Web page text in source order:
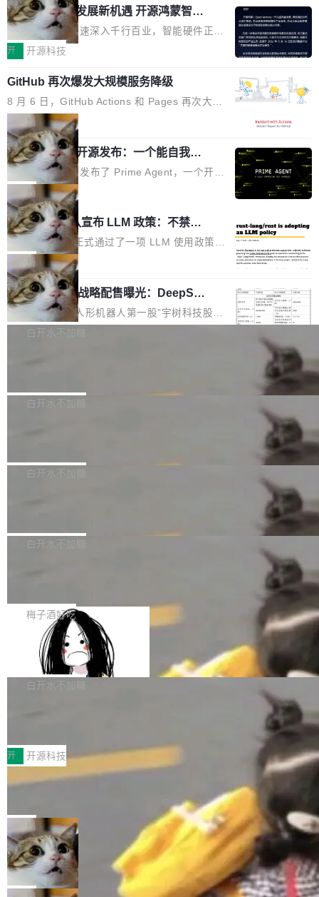
高了。全域营销服务商的竞争正在从规模转向深
度,案例厚度、全域覆盖、多线协同...
或造假。问题是，作为读者，如果你筛选出那些
看起来最令人兴奋的论文，那它们大部分都是过
度宣传的。」 这才是真正的痛点。不是所有论文
都有问题，是最吸引眼球的那批论文最有问题。
他引用的帖子来自 Mathew Shen，一位 ICLR 2
026 的读者：「看了篇 ...
的早期工程师之一，在 Grok 训练基础设施团队
工作过。近日他在 X 上发了一条帖子，列出了他
认为现代 AI 领域最重要的三个开源项目。 第一
理由很具体。FA 系列不需要解释，但 FA2 是他
认为最重要的一个——复杂度恰到好处，刚好能
驱动你去学 CuTe，但还没被那些"邪恶的" Hopp
er++ 优化所淹没，足够容易修改和适配。 更关
键的是 FA2 的持久性...
共商智能硬件发展新机遇 开源鸿蒙智能
硬件开发者日杭州站即将举行
随着万物智联加速深入千行百业，智能硬件正从
单点设备迈向智能化、网联化、协同化发展。作
鸿蒙通过统一技术底座和分布式能力，为不同类
型智能设备的开发、连接与互联提供关键支撑，
也为产业链企业探索产品创新与商业增长打开新
的空间。 8月14日，开源鸿蒙智能硬件开发者日
（OHDD：OpenHarmony Hardware Develope
r Day）将在杭州启航。活动面向智能硬件产业
链企业和开发者，邀请行业专家与资深技术顾
问，围绕开源鸿蒙技术能力、设备适配、芯片适
配、功耗与稳定性调优、兼容性测评及统一互联
等内容展开系统讲解和实战交流，帮助企业进一
步了解开源鸿蒙在智能...
开 开源科技
GitHub 再次爆发大规模服务降级
8 月 6 日，GitHub Actions 和 Pages 再次大规
模服务降级，Actions 完全不可用超过 5 小时，
webhook 停发，连自托管 runner 也因调度层故
障无法工作。Pages、Copilot code review、C
opilot coding agent 全部受影响。从检测到完全
恢复，大约 12 小时。 这是 2026 年 8 月的第六
起事故，其中四起与 AI/Copilot 服务相关。 Git
Hub 员工 kdaigle 在 HN 讨论中贴出了一组数
据：2025 年全年 10 亿次 commit。现在，每周
2.75 亿次，全年预计 140 亿次。GitHub...
局
Prime Agent 开源发布：一个能自我改
进的编程 Agent，ARC-AGI 3 超越人类
专家基线
Prime Intellect 发布了 Prime Agent，一个开源
的编程 Agent Harness，核心设计围绕两个抽
象：Recursive Language Model（RLM）和 C
ontinual Harness。在 ARC-AGI 3 基准测试
上，Prime Agent + Opus 5 的组合达到了 95.
5% RHAE Best@1，超过了 ARC 报告的人类专
家基线 95.4%。 不是又一个 coding agent 包装
器 Prime Agent 的架构和市面上大多数 coding
agent 有本质区别。大多数 agent harness 的设
计是基于早期模型的能力—...
局
Rust 项目团队宣布 LLM 政策：不禁
止，但你要承认哪些代码不是你写的
Rust 语言项目正式通过了一项 LLM 使用政策，
覆盖 rust-lang/rust 单一仓库的代码贡献。这不
是项目级别的官方立场，目前由五个团队采纳，
但它可能是主流开源项目中关于 AI 辅助贡献最
细致的一份规则。 政策的核心只有一句话：LLM
可以用来分析、提炼、审阅、建议，但不能用来
不得生成涉及安全性的关键变更，除非作者本身
局
宇树科技 IPO 战略配售曝光：DeepSe
ek 获配 93.3 万股，锁定 36 个月
8月6日晚间，“人形机器人第一股”宇树科技股份
有限公司披露IPO发行价格及战略配售结果，杭
36个月。 公告显示，本次宇树科技战略配售对
员工参与设立的专项资产管理计划。其中，Dee
获配9...
白开水不加糖
Bug fixes and enhancements 修复多次传递同
一个回归问题，该问题导致拉取镜像时会拒绝包
题，该问题可能导致在旧版 Linux 内核...
白开水不加糖
e 孵化器项目管理委员会（IPMC）投票中获得
P）！这一里程碑不仅标志着 Fluss 迈入新的发
白开水不加糖
长期停止内容更新，未能实现其作为“AI版维基百
提交的编辑请求也长期处于待处理状态。 Groki
pedia 于去年底上线，定位为由人工智能生成内
容的百科平台，被马斯克视为传统众包百科网站
维基百科的替代方案。Lawfare 调查发现，无论
热门页面还是低关注度页面，均未出现近期更
白开水不加糖
是这样的：配 MessageSource 的 Bean、写 R
eloadableResourceBundleMessageSource、
声明 LocaleResolver、注册 LocaleChangeInt
erceptor…五六步之后才能看到第一行翻译文
本。 Solon 换了个方式。整个 i18n 模块围绕三
梅子酒好吃
Apache Doris 4.1 全面增强 Iceberg：
支持 UPDATE、MERGE INTO 与 Iceb
erg V3
Apache Doris 4.1 要补齐的，正是缺失的那一
半。在已有查询能力的基础上，Doris 进一步支
常维护操作，并完整支持 Iceberg V3 格式。
白开水不加糖
村国家自主创新示范区会议中心开幕。本届大会
由中关村智联软件服务业质量创新联盟主办，以
“智构可信·质创未来——AI原生时代的质量新范
式”为主题，直面AI从实验室走向规模化产业落地
的核心质量命题。会上，《2026智能研发生产力
工具选型手册》发布，Testin云测的Testin XAge
nt智能测试系统入选AI测试领域代表产品。对CI
O而言，这提示了一个转变：AI测试正在从效率
工具升级为企业的质量基础设施。 CIO面对的新
开 开源科技
让非法状态不可表示：一篇关于 ADT
有一种东西，一旦用过就回不去了。Alex Fedos
eev 管它叫"软件设计的基石"。 他说的东西不新
鲜——代数数据类型（ADT），尤其是和类型
（sum type）。但他说清楚了一件事：这不是类
型系统的学术体操，是日常编码的思维方式。 文
章从一个简单的例子切入。一个网站的深色主题
局
Cloudflare 开源内部企业 AI 平台 Clou
dflare OS
Cloudflare 发布了一个开源项目 Cloudflare O
S。如果你只看官方博客，你会觉得这是又一